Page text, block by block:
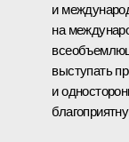
и
на
выступать
и